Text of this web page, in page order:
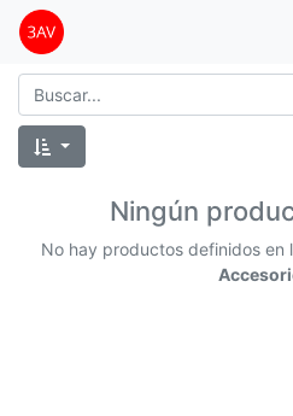
Ningún
No hay productos definidos en